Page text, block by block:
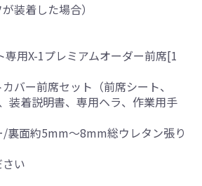
装着した場合）
用X-1プレミアムオーダー前席[1
バー前席セット（前席シート、
装着説明書、専用ヘラ、作業用手
/裏面約5mm～8mm総ウレタン張り
い